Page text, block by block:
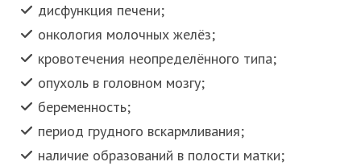
дисфункция печени;
онкология молочных желёз;
кровотечения неопределённого типа;
опухоль в головном мозгу;
беременность;
период грудного вскармливания;
наличие образований в полости матки;